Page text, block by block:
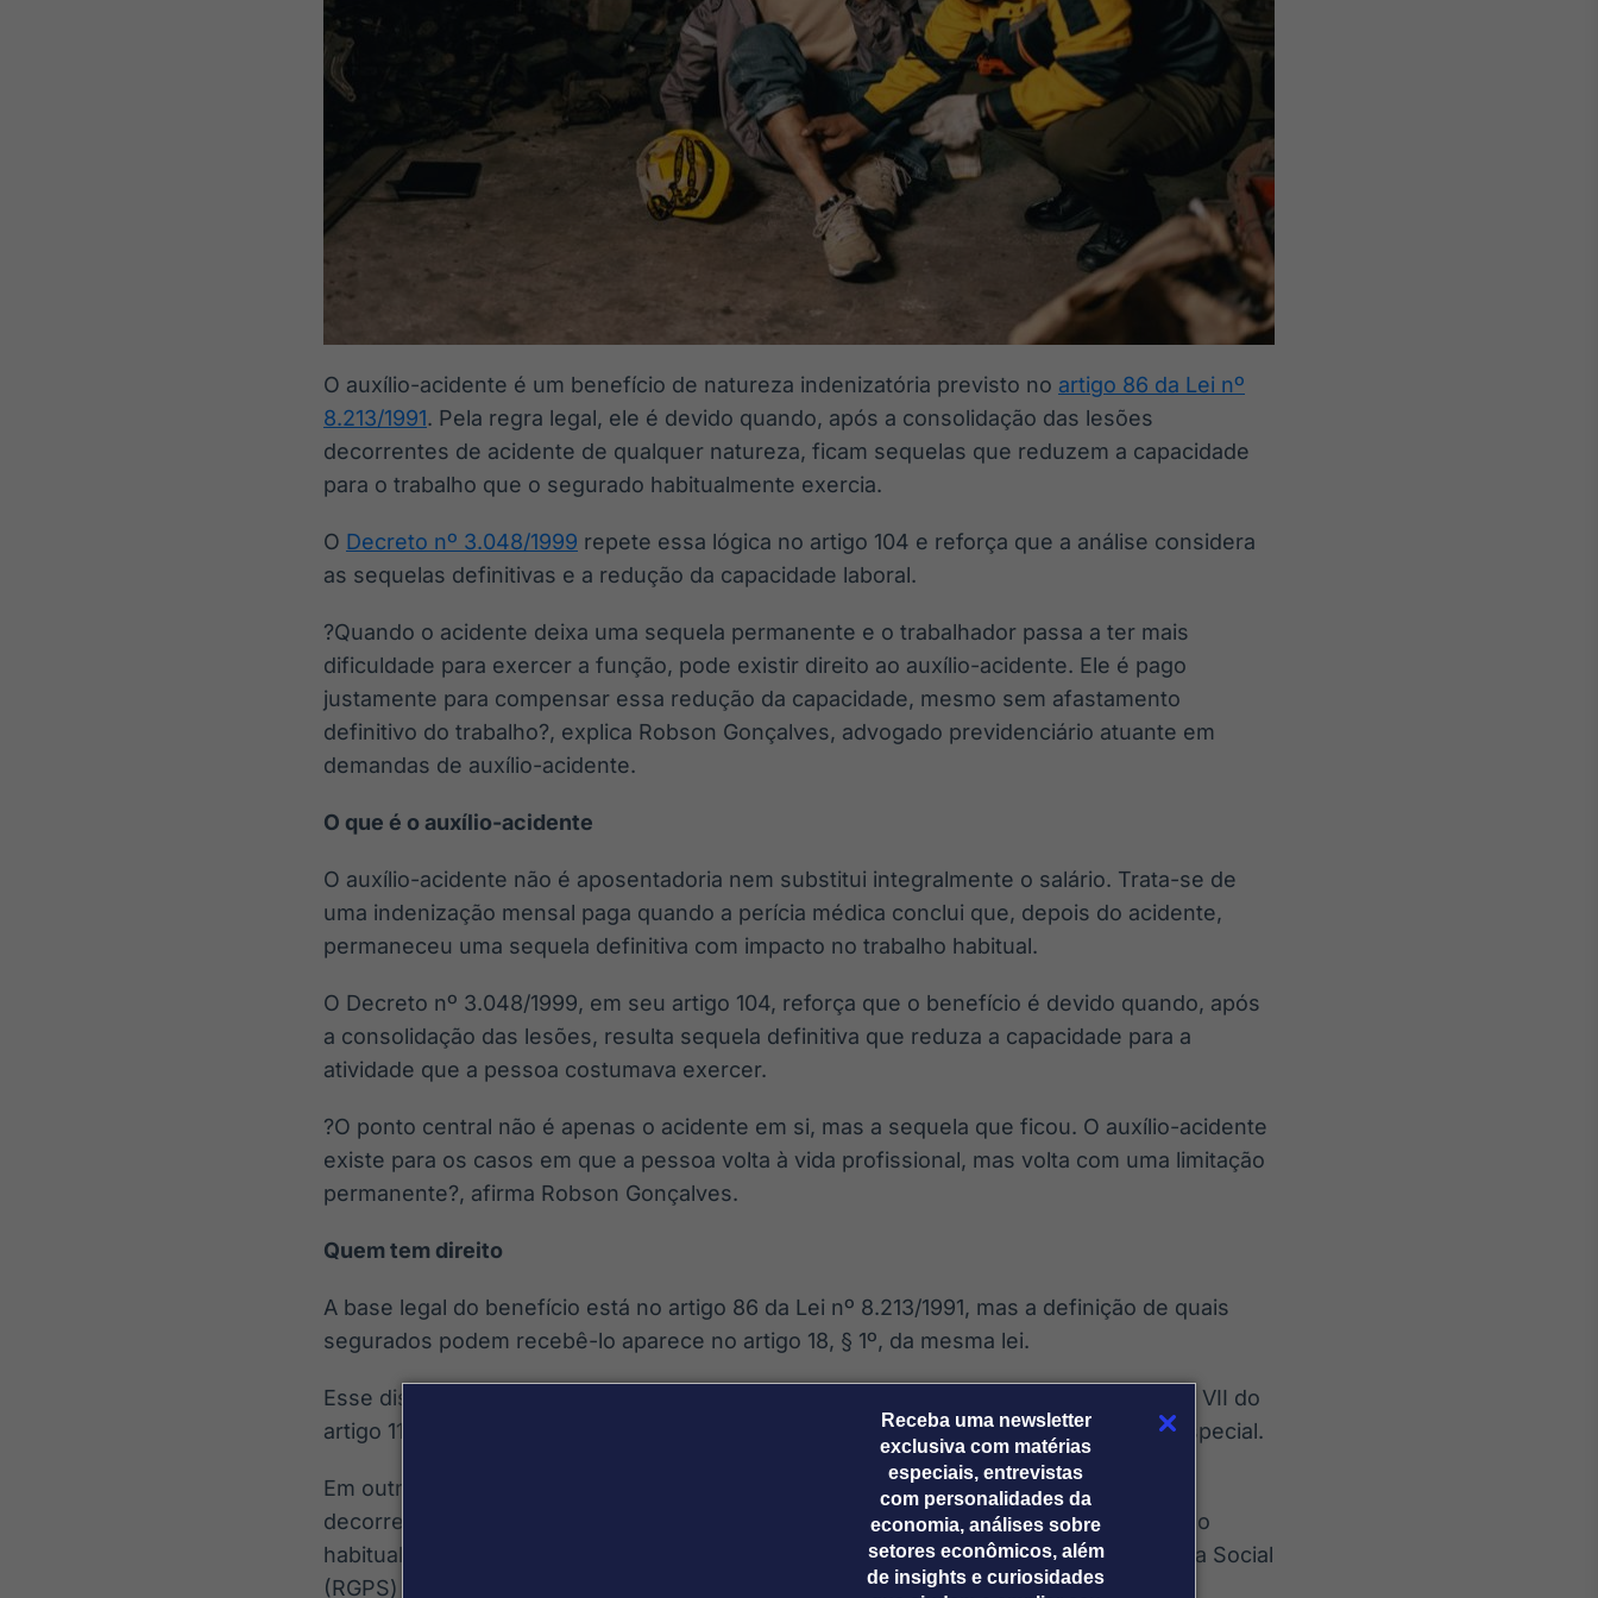
Receba uma newsletter
exclusiva com matérias
especiais, entrevistas
com personalidades da
economia, análises sobre
setores econômicos, além
de insights e curiosidades
O auxílio-acidente é um benefício de natureza indenizatória previsto no artigo 86 da Lei nº
8.213/1991. Pela regra legal, ele é devido quando, após a consolidação das lesões
decorrentes de acidente de qualquer natureza, ficam sequelas que reduzem a capacidade
para o trabalho que o segurado habitualmente exercia.
O Decreto nº 3.048/1999 repete essa lógica no artigo 104 e reforça que a análise considera
as sequelas definitivas e a redução da capacidade laboral.
?Quando o acidente deixa uma sequela permanente e o trabalhador passa a ter mais
dificuldade para exercer a função, pode existir direito ao auxílio-acidente. Ele é pago
justamente para compensar essa redução da capacidade, mesmo sem afastamento
definitivo do trabalho?, explica Robson Gonçalves, advogado previdenciário atuante em
demandas de auxílio-acidente.
O que é o auxílio-acidente
O auxílio-acidente não é aposentadoria nem substitui integralmente o salário. Trata-se de
uma indenização mensal paga quando a perícia médica conclui que, depois do acidente,
permaneceu uma sequela definitiva com impacto no trabalho habitual.
O Decreto nº 3.048/1999, em seu artigo 104, reforça que o benefício é devido quando, após
a consolidação das lesões, resulta sequela definitiva que reduza a capacidade para a
atividade que a pessoa costumava exercer.
?O ponto central não é apenas o acidente em si, mas a sequela que ficou. O auxílio-acidente
existe para os casos em que a pessoa volta à vida profissional, mas volta com uma limitação
permanente?, afirma Robson Gonçalves.
Quem tem direito
A base legal do benefício está no artigo 86 da Lei nº 8.213/1991, mas a definição de quais
segurados podem recebê-lo aparece no artigo 18, § 1º, da mesma lei.
Esse dispositivo limita o auxílio-acidente aos segurados incluídos nos incisos I, II, VI e VII do
artigo 11, isto é, empregado, empregado doméstico, trabalhador avulso e segurado especial.
Em outras palavras, o benefício pode ser analisado quando há sequela permanente
decorrente de acidente de qualquer natureza e redução da capacidade para o trabalho
habitual, desde que o segurado estivesse protegido pelo Regime Geral de Previdência Social
(RGPS) em uma dessas categorias na data do acidente.